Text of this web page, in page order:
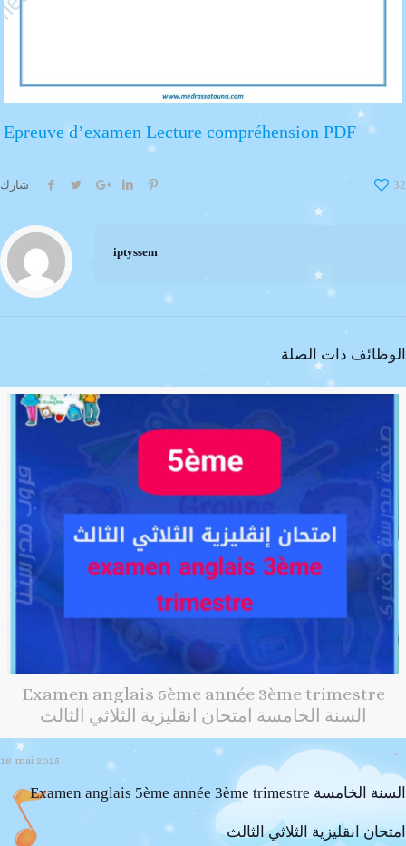
Epreuve d’examen Lecture compréhension PDF
شارك 32
iptyssem
الوظائف ذات الصلة
Examen anglais 5ème année 3ème trimestre
السنة الخامسة امتحان انقليزية الثلاثي الثالث
18 mai 2025
Examen anglais 5ème année 3ème trimestre السنة الخامسة
امتحان انقليزية الثلاثي الثالث